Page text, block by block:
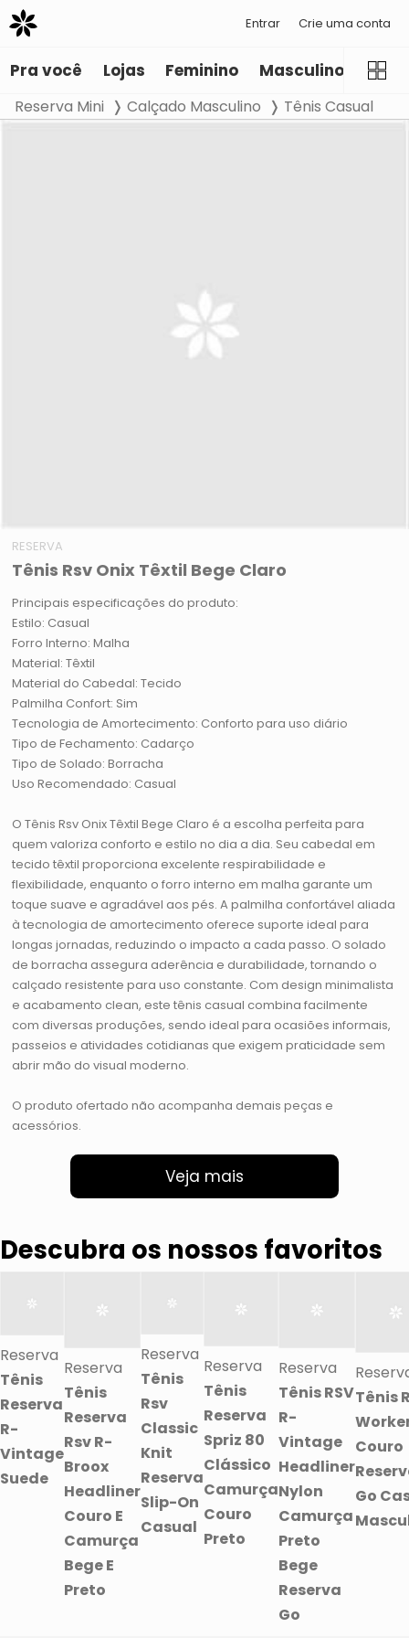
Entrar Crie uma conta
Pra você Lojas Feminino Masculino
Reserva Mini Calçado Masculino Tênis Casual
RESERVA
Tênis Rsv Onix Têxtil Bege Claro
Principais especificações do produto:
Estilo: Casual
Forro Interno: Malha
Material: Têxtil
Material do Cabedal: Tecido
Palmilha Confort: Sim
Tecnologia de Amortecimento: Conforto para uso diário
Tipo de Fechamento: Cadarço
Tipo de Solado: Borracha
Uso Recomendado: Casual
O Tênis Rsv Onix Têxtil Bege Claro é a escolha perfeita para
quem valoriza conforto e estilo no dia a dia. Seu cabedal em
tecido têxtil proporciona excelente respirabilidade e
flexibilidade, enquanto o forro interno em malha garante um
toque suave e agradável aos pés. A palmilha confortável aliada
à tecnologia de amortecimento oferece suporte ideal para
longas jornadas, reduzindo o impacto a cada passo. O solado
de borracha assegura aderência e durabilidade, tornando o
calçado resistente para uso constante. Com design minimalista
e acabamento clean, este tênis casual combina facilmente
com diversas produções, sendo ideal para ocasiões informais,
passeios e atividades cotidianas que exigem praticidade sem
abrir mão do visual moderno.
O produto ofertado não acompanha demais peças e
acessórios.
Veja mais
Descubra os nossos favoritos
Reserva
Tênis
Reserva
R-
Vintage
Suede
Reserva
Tênis
Reserva
Rsv R-
Broox
Headliner
Couro E
Camurça
Bege E
Preto
Reserva
Tênis
Rsv
Classic
Knit
Reserva
Slip-On
Casual
Reserva
Tênis
Reserva
Spriz 80
Clássico
Camurça
Couro
Preto
Reserva
Tênis RSV
R-
Vintage
Headliner
Nylon
Camurça
Preto
Bege
Reserva
Go
Tênis
Couro
Go